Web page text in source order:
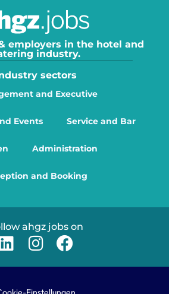
employers in the hotel and
industry.
sectors
and Executive
Events Service and Bar
Administration
and Booking
ahgz jobs on